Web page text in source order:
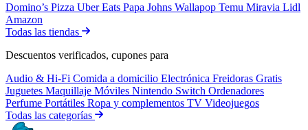
Domino’s Pizza Uber Eats Papa Johns Wallapop Temu Miravia Lidl
Amazon
Todas las tiendas
Descuentos verificados, cupones para
Audio & Hi-Fi Comida a domicilio Electrónica Freidoras Gratis
Juguetes Maquillaje Móviles Nintendo Switch Ordenadores
Perfume Portátiles Ropa y complementos TV Videojuegos
Todas las categorías